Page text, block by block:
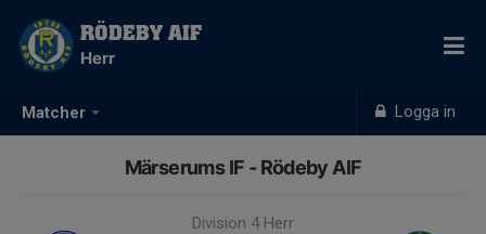
Matcher Logga in
RÖDEBY AIF
Herr
Märserums IF - Rödeby AIF
Division 4 Herr